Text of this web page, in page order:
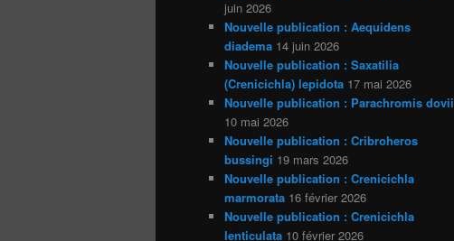
juin 2026
Nouvelle publication : Aequidens
diadema 14 juin 2026
Nouvelle publication : Saxatilia
(Crenicichla) lepidota 17 mai 2026
Nouvelle publication : Parachromis dovii
10 mai 2026
Nouvelle publication : Cribroheros
bussingi 19 mars 2026
Nouvelle publication : Crenicichla
marmorata 16 février 2026
Nouvelle publication : Crenicichla
lenticulata 10 février 2026